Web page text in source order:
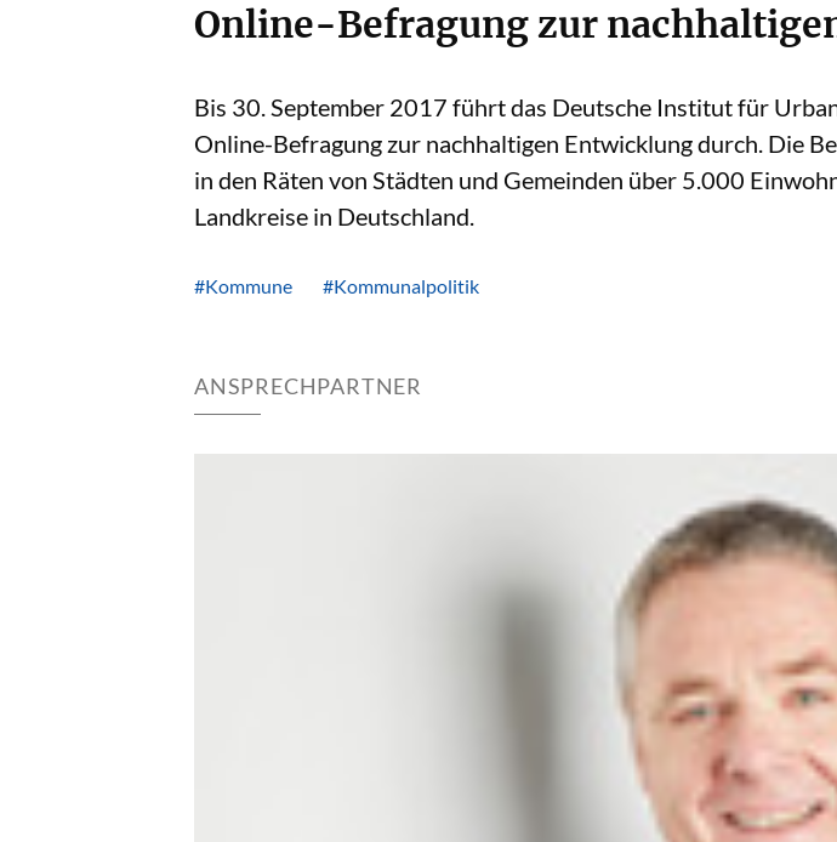
Online-Befragung zur
Bis 30. September 2017 führt das Deutsche Institut für
Online-Befragung zur nachhaltigen Entwicklung durch. Die
in den Räten von Städten und Gemeinden über 5.000
Landkreise in Deutschland.
#Kommune #Kommunalpolitik
ANSPRECHPARTNER